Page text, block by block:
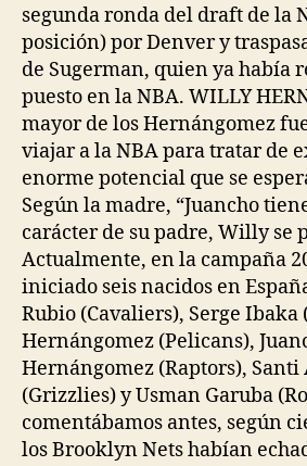
segunda ronda del draft de la
posición) por Denver y
de Sugerman, quien ya había
puesto en la NBA. WILLY
mayor de los Hernángomez
viajar a la NBA para tratar de
enorme potencial que se
Según la madre, “Juancho
carácter de su padre, Willy se
Actualmente, en la campaña
iniciado seis nacidos en
Rubio (Cavaliers), Serge
Hernángomez (Pelicans),
Hernángomez (Raptors), Santi
(Grizzlies) y Usman Garuba
comentábamos antes, según
los Brooklyn Nets habían